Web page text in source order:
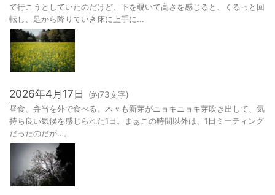
て行こうとしていたのだけど、下を覗いて高さを感じると、くるっと回
転し、足から降りていき床に上手に...
2026年4月17日 (約73文字)
昼食、弁当を外で食べる。木々も新芽がニョキニョキ芽吹き出して、気
持ち良い気候を感じられた1日。まぁこの時間以外は、1日ミーティング
だったのだが…。